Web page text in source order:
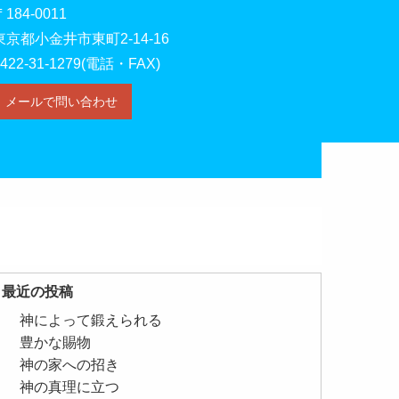
184-0011
京都小金井市東町2-14-16
31-1279(電話・FAX)
メールで問い合わせ
最近の投稿
神によって鍛えられる
豊かな賜物
神の家への招き
神の真理に立つ